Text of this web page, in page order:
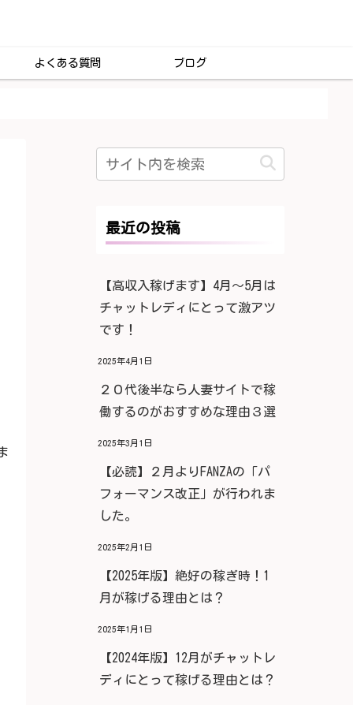
よくある質問 ブログ
最近の投稿
【高収入稼げます】4月〜5月は
チャットレディにとって激アツ
です！
2025年4月1日
２０代後半なら人妻サイトで稼
働するのがおすすめな理由３選
2025年3月1日
【必読】２月よりFANZAの「パ
フォーマンス改正」が行われま
した。
2025年2月1日
【2025年版】絶好の稼ぎ時！1
月が稼げる理由とは？
2025年1月1日
【2024年版】12月がチャットレ
ディにとって稼げる理由とは？